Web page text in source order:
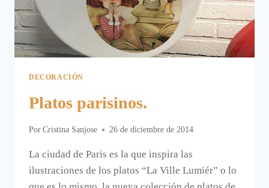
DECORACIÓN
Platos parisinos.
Por Cristina Sanjose 26 de diciembre de 2014
La ciudad de Paris es la que inspira las
ilustraciones de los platos “La Ville Lumiér” o lo